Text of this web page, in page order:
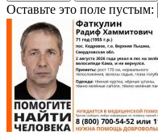
Оставьте это поле пустым: